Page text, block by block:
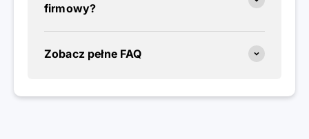
firmowy?
Zobacz pełne FAQ